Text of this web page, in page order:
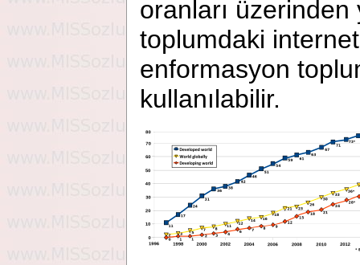
oranları üzerinden
toplumdaki
enformasyon
kullanılabilir.